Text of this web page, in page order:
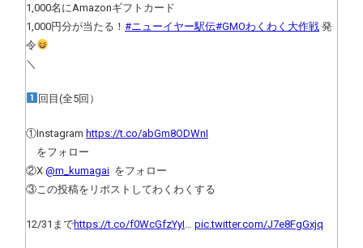
1,000名にAmazonギフトカード
1,000円分が当たる！ #ニューイヤー駅伝#GMOわくわく大作戦 発
令
＼
回目(全5回）
①Instagram https://t.co/abGm8ODWnI
をフォロー
②X @m_kumagai をフォロー
③この投稿をリポストしてわくわくする
12/31までhttps://t.co/f0WcGfzYyI pic.twitter.com/J7e8FgGxjq